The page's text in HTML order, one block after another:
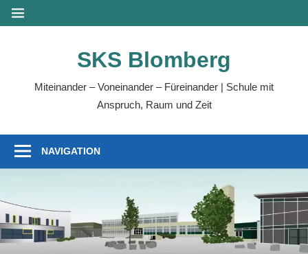
Zum
Inhalt
MENÜ
SKS Blomberg
Miteinander – Voneinander – Füreinander | Schule mit
Anspruch, Raum und Zeit
NAVIGATION